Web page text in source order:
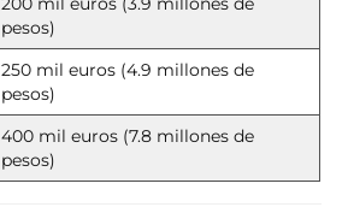
pesos)
250 mil euros (4.9 millones de
pesos)
400 mil euros (7.8 millones de
pesos)